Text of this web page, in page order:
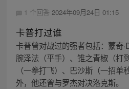
1 个回答 2024年09月24日 01:15
卡普打过谁
卡普曾对战过的强者包括：蒙奇
腕泽法（平手）、锥之青椒（打
（一拳打飞）、巴沙斯（一招
外，他还曾与罗杰对决洛克斯。